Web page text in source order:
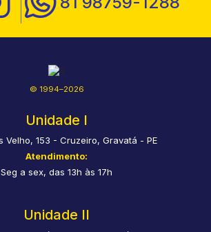
© 1994–2026
Unidade I
Velho, 153 - Cruzeiro, Gravatá - PE
Atendimento:
Seg a sex, das 13h às 17h
Unidade II